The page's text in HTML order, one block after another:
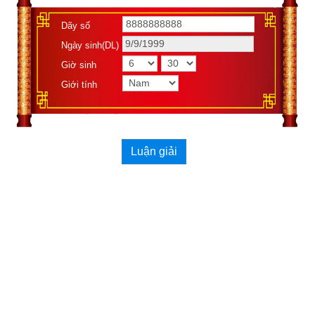
Dãy số
Ngày sinh(DL)
Giờ sinh
Giới tính
Luận giải